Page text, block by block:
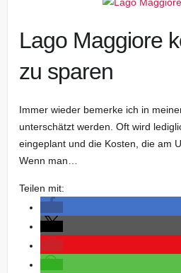
Lago Maggiore
zu sparen
Immer wieder bemerke ich in
unterschätzt werden. Oft wird
eingeplant und die Kosten, die am
Wenn man…
Teilen mit: